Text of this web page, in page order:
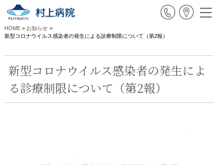
HOME > お知らせ >
新型コロナウイルス感染者の発生による診療制限について（第2報）
新型コロナウイルス感染者の発生によ
る診療制限について（第2報）